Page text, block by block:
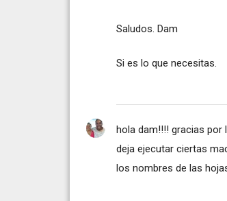
Saludos. Dam
Si es lo que necesitas.
hola dam!!!! gracias por
deja ejecutar ciertas
los nombres de las